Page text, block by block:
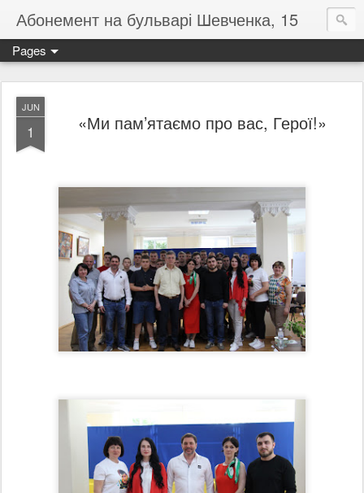
Абонемент на бульварі Шевченка, 15
Pages
JUN
1 «Ми пам’ятаємо про вас, Герої!»